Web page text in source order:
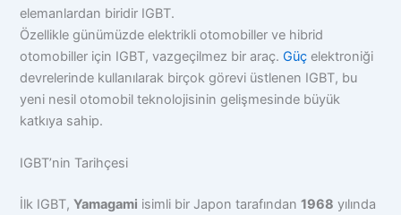
elemanlardan biridir IGBT.
Özellikle günümüzde elektrikli otomobiller ve hibrid
otomobiller için IGBT, vazgeçilmez bir araç. Güç elektroniği
devrelerinde kullanılarak birçok görevi üstlenen IGBT, bu
yeni nesil otomobil teknolojisinin gelişmesinde büyük
katkıya sahip.
IGBT’nin Tarihçesi
İlk IGBT,Yamagami isimli bir Japon tarafından1968 yılında